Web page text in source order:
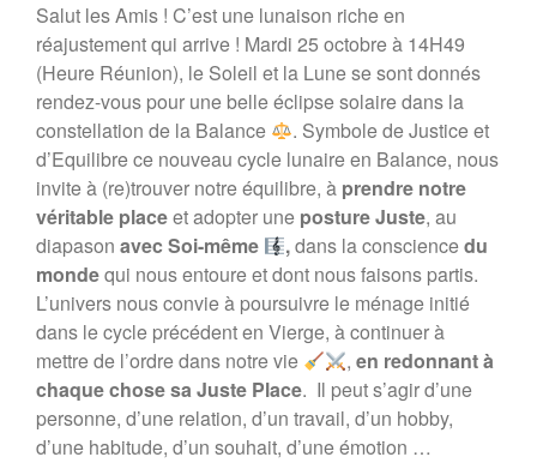
Salut les Amis ! C’est une lunaison riche en
réajustement qui arrive ! Mardi 25 octobre à 14H49
(Heure Réunion), le Soleil et la Lune se sont donnés
rendez-vous pour une belle éclipse solaire dans la
constellation de la Balance
. Symbole de Justice et
d’Equilibre ce nouveau cycle lunaire en Balance, nous
invite à (re)trouver notre équilibre, à prendre notre
véritable placeet adopter une posture Juste, au
diapason avec Soi-même ,dans la consciencedu
mondequi nous entoure et dont nous faisons partis.
L’univers nous convie à poursuivre le ménage initié
dans le cycle précédent en Vierge, à continuer à
mettre de l’ordre dans notre vie
,en redonnant à
chaque chose sa Juste Place. Il peut s’agir d’une
personne, d’une relation, d’un travail, d’un hobby,
d’une habitude, d’un souhait, d’une émotion …